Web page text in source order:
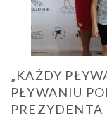
„KAŻDY
PŁYWANIU